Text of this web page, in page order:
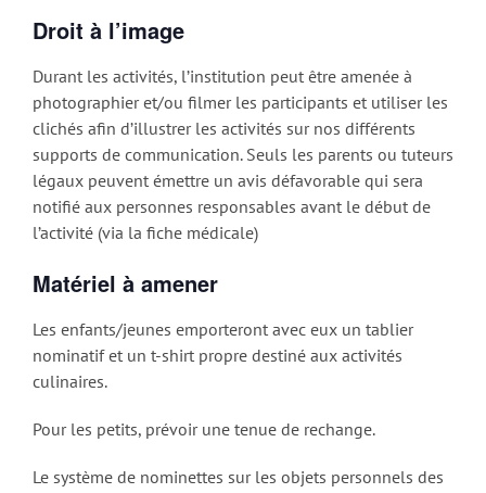
Droit à l’image
Durant les activités, l’institution peut être amenée à
photographier et/ou filmer les participants et utiliser les
clichés afin d’illustrer les activités sur nos différents
supports de communication. Seuls les parents ou tuteurs
légaux peuvent émettre un avis défavorable qui sera
notifié aux personnes responsables avant le début de
l’activité (via la fiche médicale)
Matériel à amener
Les enfants/jeunes emporteront avec eux un tablier
nominatif et un t-shirt propre destiné aux activités
culinaires.
Pour les petits, prévoir une tenue de rechange.
Le système de nominettes sur les objets personnels des